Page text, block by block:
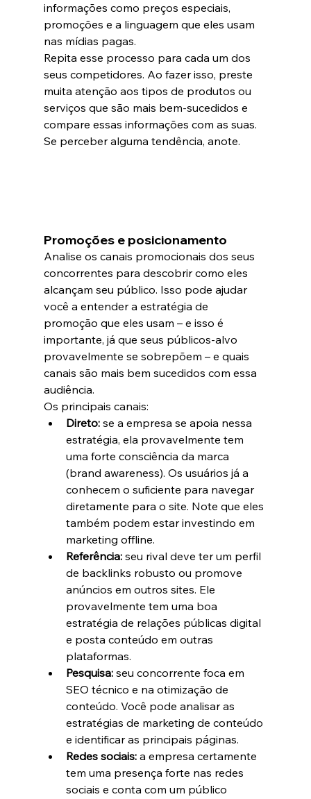
informações como preços especiais,
promoções e a linguagem que eles usam
nas mídias pagas.
Repita esse processo para cada um dos
seus competidores. Ao fazer isso, preste
muita atenção aos tipos de produtos ou
serviços que são mais bem-sucedidos e
compare essas informações com as suas.
Se perceber alguma tendência, anote.
Promoções e posicionamento
Analise os canais promocionais dos seus
concorrentes para descobrir como eles
alcançam seu público. Isso pode ajudar
você a entender a estratégia de
promoção que eles usam – e isso é
importante, já que seus públicos-alvo
provavelmente se sobrepõem – e quais
canais são mais bem sucedidos com essa
audiência.
Os principais canais:
Direto: se a empresa se apoia nessa
estratégia, ela provavelmente tem
uma forte consciência da marca
(brand awareness). Os usuários já a
conhecem o suficiente para navegar
diretamente para o site. Note que eles
também podem estar investindo em
marketing offline.
Referência: seu rival deve ter um perfil
de backlinks robusto ou promove
anúncios em outros sites. Ele
provavelmente tem uma boa
estratégia de relações públicas digital
e posta conteúdo em outras
plataformas.
Pesquisa: seu concorrente foca em
SEO técnico e na otimização de
conteúdo. Você pode analisar as
estratégias de marketing de conteúdo
e identificar as principais páginas.
Redes sociais: a empresa certamente
tem uma presença forte nas redes
sociais e conta com um público